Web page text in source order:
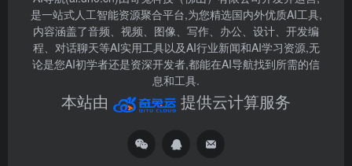
是一站式人工智能资源聚合平台,为您精选国内外优质AI工具,
内容涵盖了音频、视频、图像、写作、办公、设计、开发编
程、对话聊天等AI实用工具以及AI行业新闻和AI学习资源,无
论是您AI初学者还是资深开发者,都能在AI导航找到所需的信
息和工具.
本站由 提供云计算服务